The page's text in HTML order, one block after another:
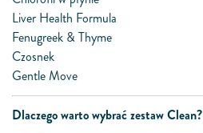
Liver Health Formula
Fenugreek & Thyme
Czosnek
Gentle Move
Dlaczego warto wybrać zestaw Clean?